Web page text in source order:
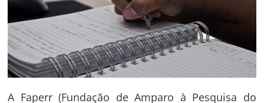
A Faperr (Fundação de Amparo à Pesquisa do